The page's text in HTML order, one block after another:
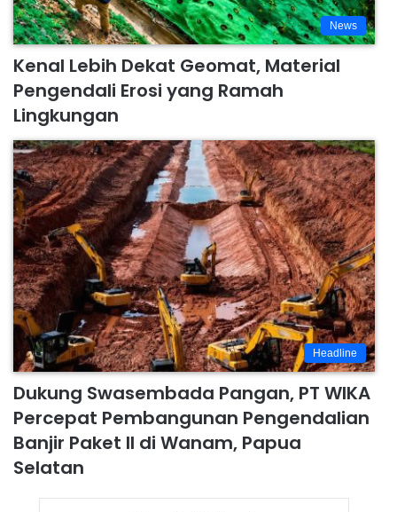
News
Kenal Lebih Dekat Geomat, Material
Pengendali Erosi yang Ramah
Lingkungan
Headline
Dukung Swasembada Pangan, PT WIKA
Percepat Pembangunan Pengendalian
Banjir Paket II di Wanam, Papua
Selatan